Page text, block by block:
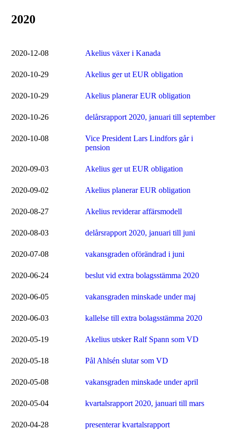
2020
2020-12-08 Akelius växer i Kanada
2020-10-29 Akelius ger ut EUR obligation
2020-10-29 Akelius planerar EUR obligation
2020-10-26 delårsrapport 2020, januari till september
2020-10-08
Vice President Lars Lindfors går i
pension
2020-09-03 Akelius ger ut EUR obligation
2020-09-02 Akelius planerar EUR obligation
2020-08-27 Akelius reviderar affärsmodell
2020-08-03 delårsrapport 2020, januari till juni
2020-07-08 vakansgraden oförändrad i juni
2020-06-24 beslut vid extra bolagsstämma 2020
2020-06-05 vakansgraden minskade under maj
2020-06-03 kallelse till extra bolagsstämma 2020
2020-05-19 Akelius utsker Ralf Spann som VD
2020-05-18 Pål Ahlsén slutar som VD
2020-05-08 vakansgraden minskade under april
2020-05-04 kvartalsrapport 2020, januari till mars
2020-04-28 presenterar kvartalsrapport